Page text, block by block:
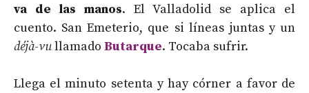
va de las manos. El Valladolid se aplica el
cuento. San Emeterio, que si líneas juntas y un
déjà-vullamado Butarque. Tocaba sufrir.
Llega el minuto setenta y hay córner a favor de